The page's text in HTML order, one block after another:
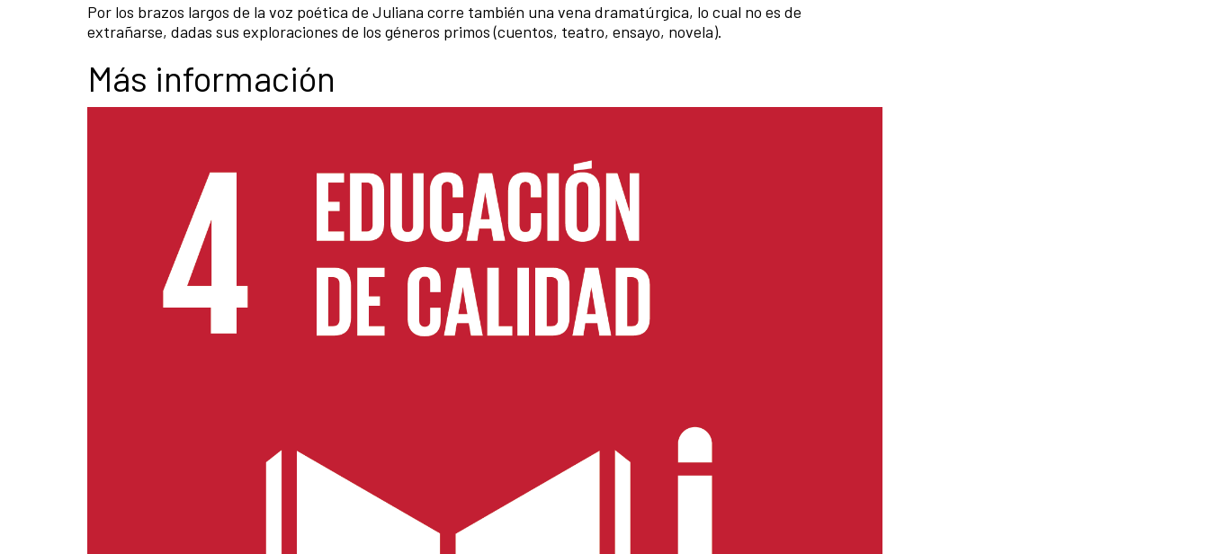
Por los brazos largos de la voz poética de Juliana corre también una vena dramatúrgica, lo cual no es de
extrañarse, dadas sus exploraciones de los géneros primos (cuentos, teatro, ensayo, novela).
Más información